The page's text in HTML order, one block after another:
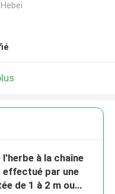
l'herbe à la chaîne
par une
de 1 à 2 m ou